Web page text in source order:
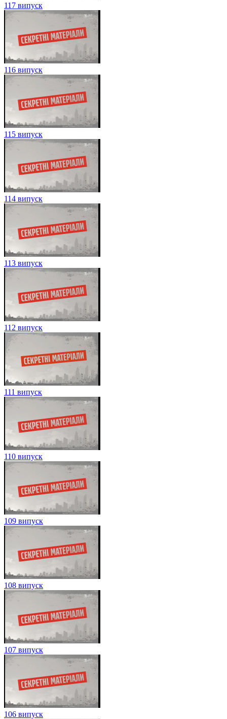
117 випуск
116 випуск
115 випуск
114 випуск
113 випуск
112 випуск
111 випуск
110 випуск
109 випуск
108 випуск
107 випуск
106 випуск